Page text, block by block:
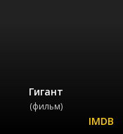
Гигант
(фильм)